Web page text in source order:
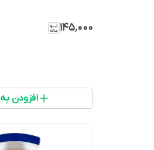
۱۴۵٬۰۰۰
افزودن